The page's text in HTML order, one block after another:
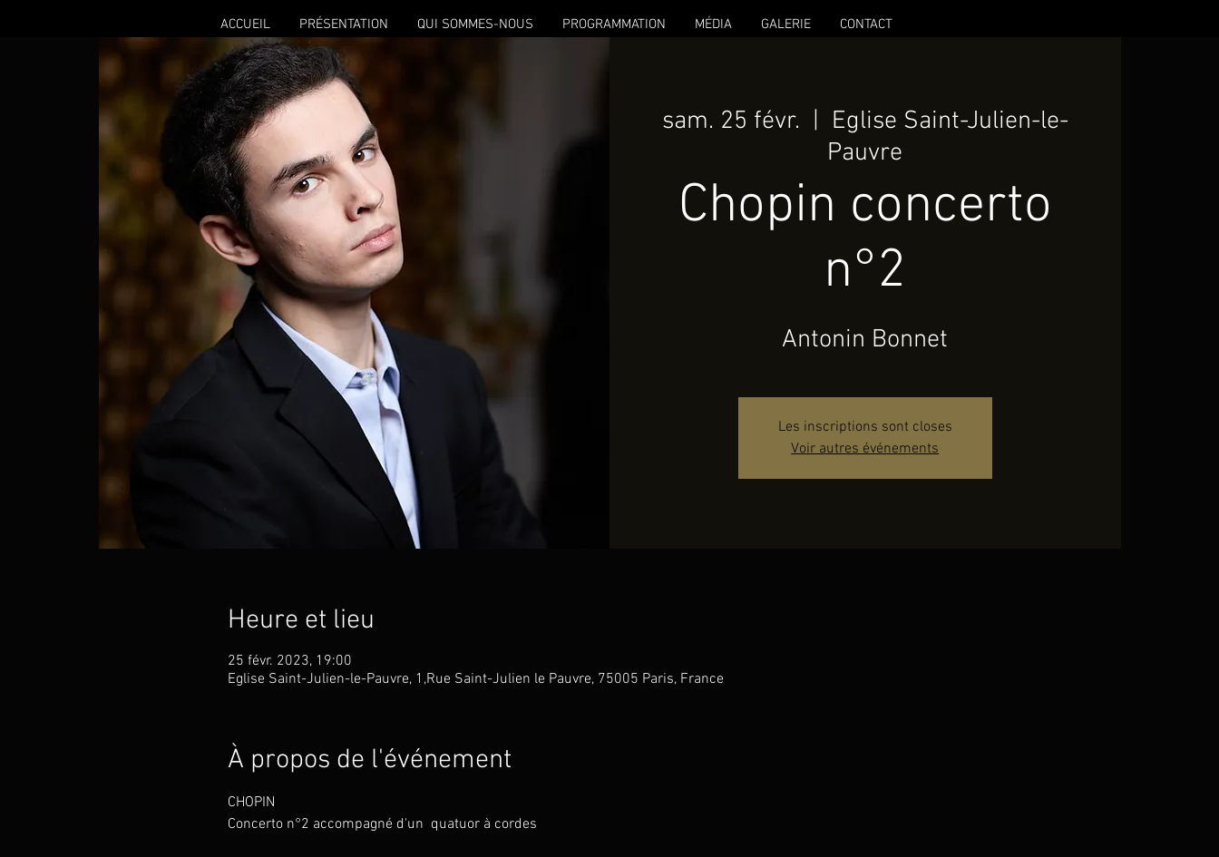
ACCUEIL PRÉSENTATION QUI SOMMES-NOUS PROGRAMMATION MÉDIA GALERIE CONTACT
sam. 25 févr.
  |
Eglise Saint-Julien-le-
Pauvre
Chopin concerto
n°2
Antonin Bonnet
Les inscriptions sont closes
Voir autres événements
Heure et lieu
25 févr. 2023, 19:00
Eglise Saint-Julien-le-Pauvre, 1,Rue Saint-Julien le Pauvre, 75005 Paris, France
À propos de l'événement
CHOPIN
Concerto n°2 accompagné d'un  quatuor à cordes